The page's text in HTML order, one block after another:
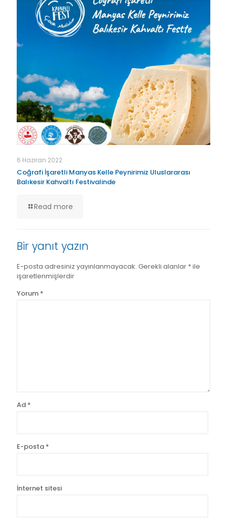
6 Haziran 2022
Coğrafi İşaretli Manyas Kelle Peynirimiz Uluslararası
Balıkesir Kahvaltı Festivalinde
Read more
Bir yanıt yazın
E-posta adresiniz yayınlanmayacak. Gerekli alanlar *ile
işaretlenmişlerdir
Yorum *
Ad *
E-posta *
İnternet sitesi